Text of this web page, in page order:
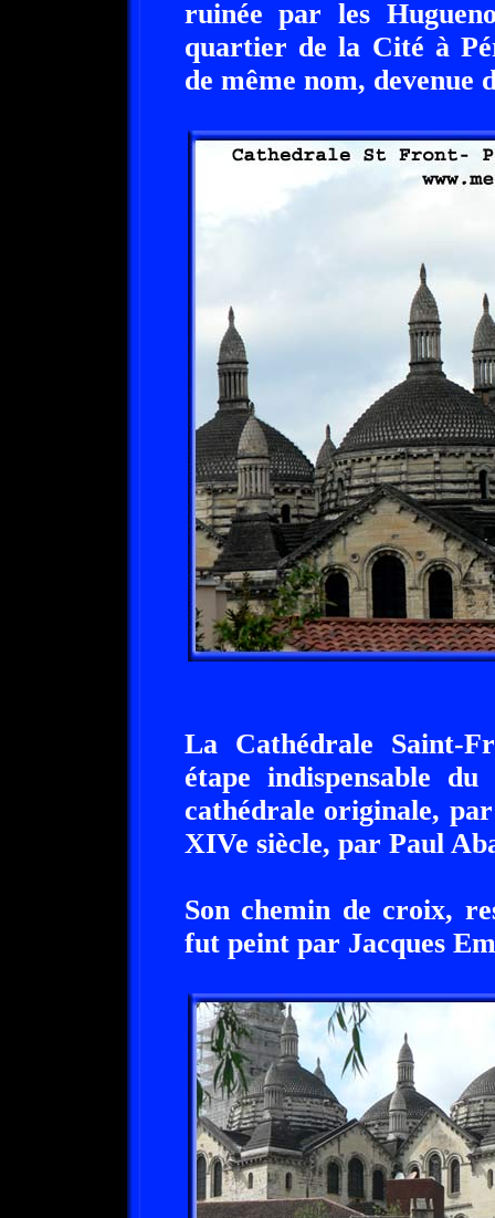
ruinée par les
quartier de la Cité à
de même nom, devenue
La Cathédrale Saint-
étape indispensable
cathédrale originale,
XIVe siècle, par Paul
Son chemin de croix,
fut peint par Jacques